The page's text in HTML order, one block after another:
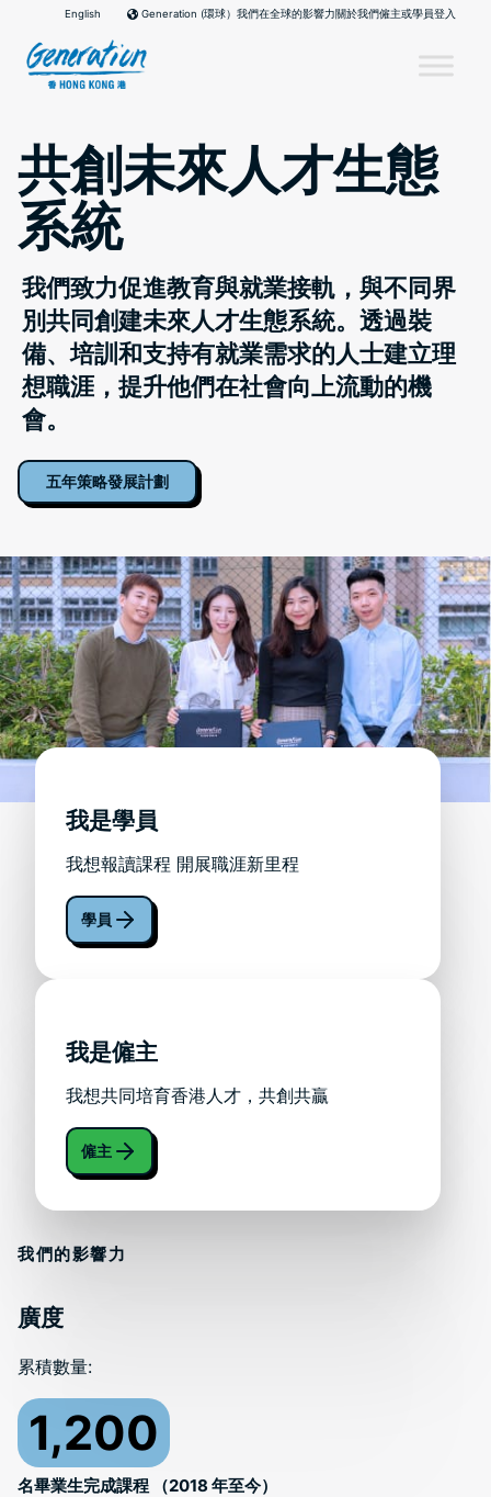
content
English Generation (環球） 我們在全球的影響力關於我們僱主或學員登入
共創未來人才生態
系統
我們致力促進教育與就業接軌，與不同界
別共同創建未來人才生態系統。透過裝
備、培訓和支持有就業需求的人士建立理
想職涯，提升他們在社會向上流動的機
會。
五年策略發展計劃
我是學員
我想報讀課程 開展職涯新里程
學員
我是僱主
我想共同培育香港人才，共創共贏
僱主
我們的影響力
廣度
累積數量:
1,200
名畢業生完成課程 （2018 年至今）